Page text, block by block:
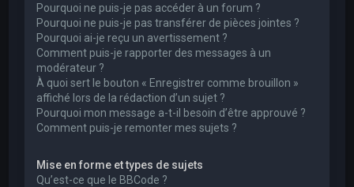
Pourquoi ne puis-je pas accéder à un forum ?
Pourquoi ne puis-je pas transférer de pièces jointes ?
Pourquoi ai-je reçu un avertissement ?
Comment puis-je rapporter des messages à un
modérateur ?
À quoi sert le bouton « Enregistrer comme brouillon »
affiché lors de la rédaction d’un sujet ?
Pourquoi mon message a-t-il besoin d’être approuvé ?
Comment puis-je remonter mes sujets ?
Mise en forme et types de sujets
Qu’est-ce que le BBCode ?